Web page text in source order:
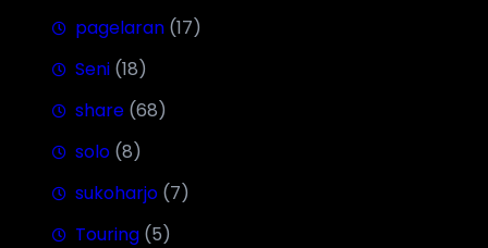
pagelaran (17)
Seni (18)
share (68)
solo (8)
sukoharjo (7)
Touring (5)